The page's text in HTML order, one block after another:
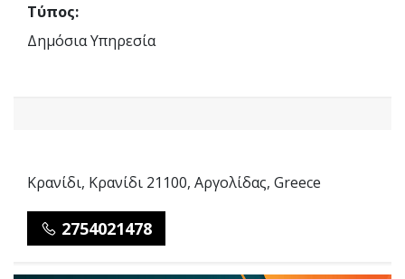
Τύπος:
Δημόσια Υπηρεσία
Κρανίδι, Κρανίδι 21100, Αργολίδας, Greece
2754021478